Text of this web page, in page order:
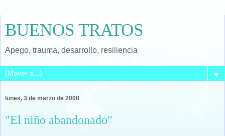
BUENOS TRATOS
Apego, trauma, desarrollo, resiliencia
▼
lunes, 3 de marzo de 2008
"El niño abandonado"